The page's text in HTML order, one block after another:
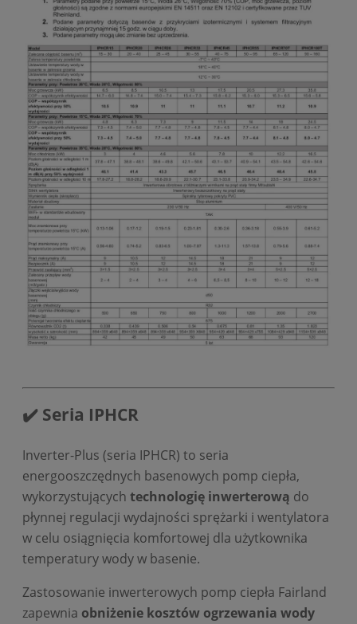
✔️ Seria IPHCR
Inverter-Plus (seria IPHCR) to seria
energooszczędnych basenowych pomp ciepła,
wykorzystujących technologię inwerterową do
płynnej regulacji wydajności sprężarki i wentylatora
w celu osiągnięcia komfortowej dla użytkownika
temperatury wody w basenie.
Zastosowanie inwerterowych pomp ciepła Fairland
zapewnia obniżenie kosztów ogrzewania wody